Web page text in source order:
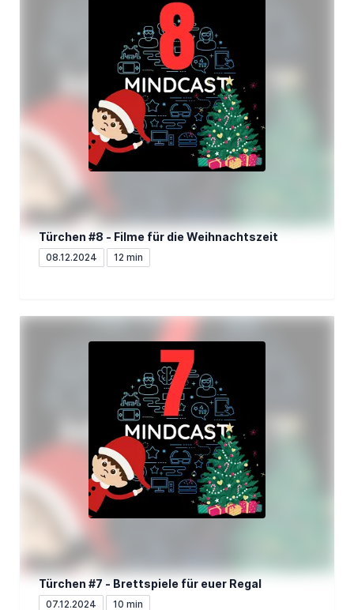
Türchen #8 - Filme für die Weihnachtszeit
08.12.2024 12 min
Türchen #7 - Brettspiele für euer Regal
07.12.2024 10 min